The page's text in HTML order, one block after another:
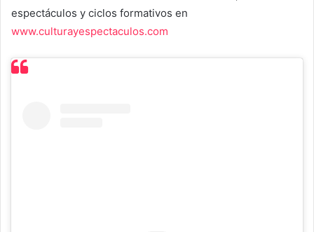
espectáculos y ciclos formativos en
www.culturayespectaculos.com